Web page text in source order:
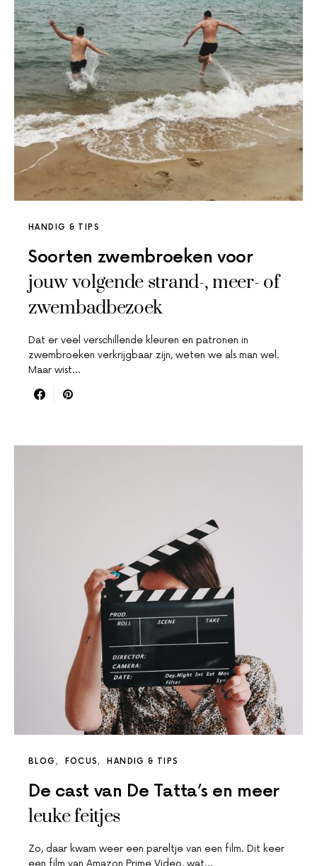
HANDIG & TIPS
Soorten zwembroeken voor
jouw volgende strand-, meer- of
zwembadbezoek
Dat er veel verschillende kleuren en patronen in
zwembroeken verkrijgbaar zijn, weten we als man wel.
Maar wist…
BLOG FOCUS HANDIG & TIPS
De cast van De Tatta’s en meer
leuke feitjes
Zo, daar kwam weer een pareltje van een film. Dit keer
een film van Amazon Prime Video, wat…